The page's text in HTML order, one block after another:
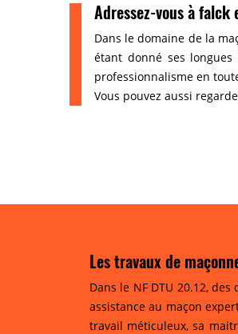
Adressez-vous à
Dans le domaine de la
étant donné ses
professionnalisme en
Vous pouvez aussi
Les travaux de
Dans le NF DTU 20.12,
assistance au maçon
travail méticuleux, sa